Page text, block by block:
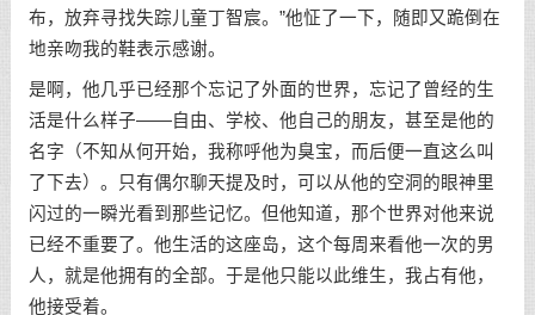
布，放弃寻找失踪儿童丁智宸。”他怔了一下，随即又跪倒在
地亲吻我的鞋表示感谢。
是啊，他几乎已经那个忘记了外面的世界，忘记了曾经的生
活是什么样子——自由、学校、他自己的朋友，甚至是他的
名字（不知从何开始，我称呼他为臭宝，而后便一直这么叫
了下去）。只有偶尔聊天提及时，可以从他的空洞的眼神里
闪过的一瞬光看到那些记忆。但他知道，那个世界对他来说
已经不重要了。他生活的这座岛，这个每周来看他一次的男
人，就是他拥有的全部。于是他只能以此维生，我占有他，
他接受着。